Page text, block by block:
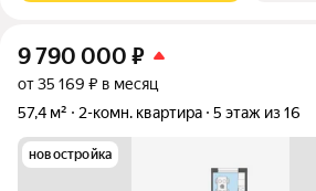
9 790 000 ₽
от 35 169 ₽ в месяц
57,4 м²
2-комн. квартира 5 этаж из 16
новостройка